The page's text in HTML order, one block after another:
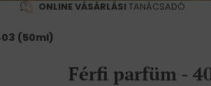
ONLINE VÁSÁRLÁSI TANÁCSADÓ
(50ml)
Férfi parfüm -